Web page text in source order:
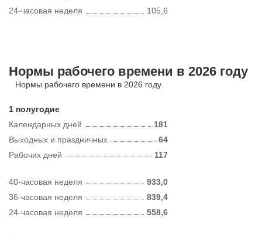
24-часовая неделя
105,6
Нормы рабочего времени в 2026 году
Нормы рабочего времени в 2026 году
1 полугодие
Календарных дней
181
Рабочих дней 117
Выходных и праздничных 64
40-часовая неделя
933,0
36-часовая неделя
839,4
24-часовая неделя
558,6